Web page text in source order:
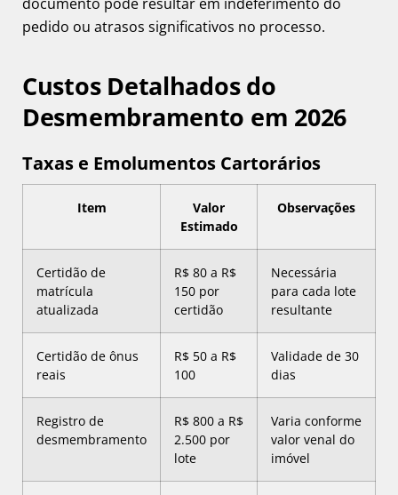
pedido ou atrasos significativos no processo.
Custos Detalhados do
Desmembramento em 2026
Taxas e Emolumentos Cartorários
Item
Valor
Estimado
Observações
Certidão de
matrícula
atualizada
R$ 80 a R$
150 por
certidão
Necessária
para cada lote
resultante
Certidão de ônus
reais
R$ 50 a R$
100
Validade de 30
dias
Registro de
desmembramento
R$ 800 a R$
2.500 por
lote
Varia conforme
valor venal do
imóvel